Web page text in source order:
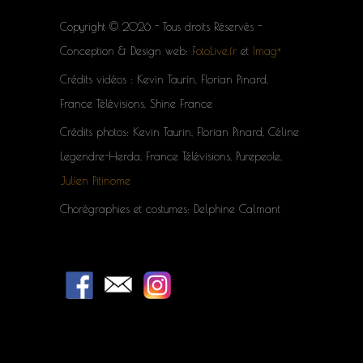
Copyright © 2026 - Tous droits Réservés -
Conception & Design web: FotoLive.fr et Imag+
Crédits vidéos : Kevin Taurin, Florian Pinard,
France Télévisions, Shine France
Crédits photos: Kevin Taurin, Florian Pinard, Céline
Legendre-Herda, France Télévisions, Purepeole,
Julien Pitinome
Chorégraphies et costumes: Delphine Calmant